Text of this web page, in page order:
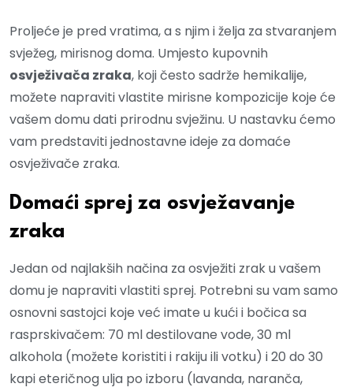
Proljeće je pred vratima, a s njim i želja za stvaranjem
svježeg, mirisnog doma. Umjesto kupovnih
osvježivača zraka, koji često sadrže hemikalije,
možete napraviti vlastite mirisne kompozicije koje će
vašem domu dati prirodnu svježinu. U nastavku ćemo
vam predstaviti jednostavne ideje za domaće
osvježivače zraka.
Domaći sprej za osvježavanje
zraka
Jedan od najlakših načina za osvježiti zrak u vašem
domu je napraviti vlastiti sprej. Potrebni su vam samo
osnovni sastojci koje već imate u kući i bočica sa
rasprskivačem: 70 ml destilovane vode, 30 ml
alkohola (možete koristiti i rakiju ili votku) i 20 do 30
kapi eteričnog ulja po izboru (lavanda, naranča,